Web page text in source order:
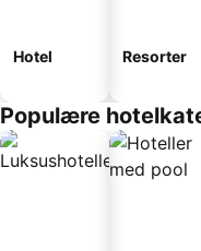
Hotel Resorter
Populære